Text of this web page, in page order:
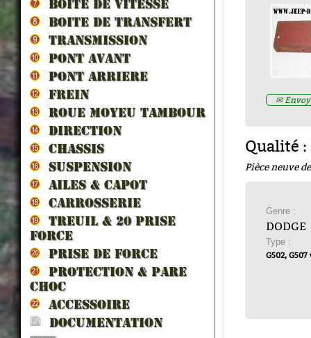
BOITE DE VITESSE
BOITE DE TRANSFERT
TRANSMISSION
PONT AVANT
PONT ARRIERE
FREIN
ROUE MOYEU TAMBOUR
DIRECTION
CHASSIS
SUSPENSION
AILES & CAPOT
CARROSSERIE
TREUIL & 20 prise
force
PRISE DE FORCE
PROTECTION & PARE
CHOC
ACCESSOIRE
DOCUMENTATION
✉
Qualité :
Pièce neuve
Genre :
DODGE
Type :
G502, G507